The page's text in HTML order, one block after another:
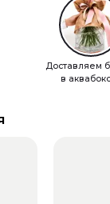
Доставляем
в